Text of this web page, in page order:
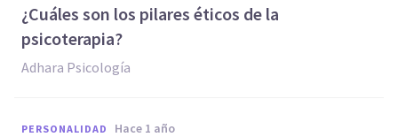
¿Cuáles son los pilares éticos de la
psicoterapia?
Adhara Psicología
PERSONALIDAD hace 1 año